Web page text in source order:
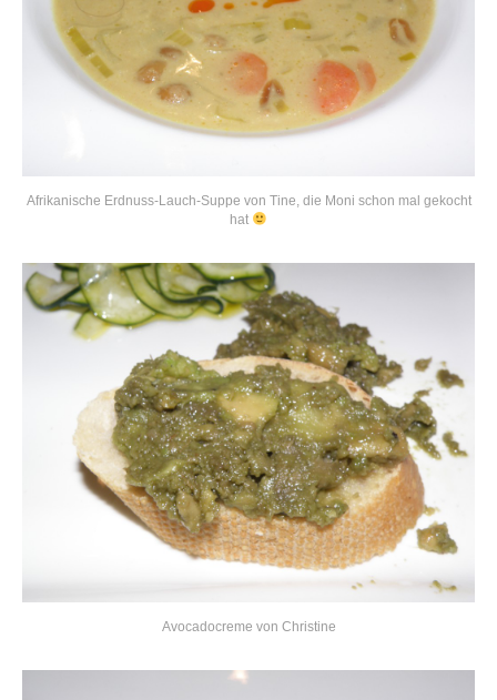
Afrikanische Erdnuss-Lauch-Suppe von Tine, die Moni schon mal gekocht
hat
Avocadocreme von Christine